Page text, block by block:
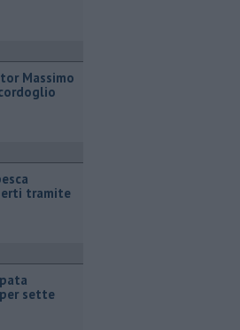
Massimo
tramite
sette